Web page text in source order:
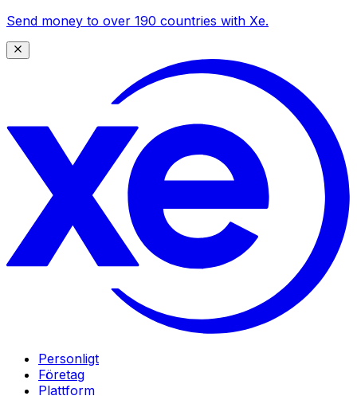
Send money to over 190 countries with Xe.
Personligt
Företag
Plattform